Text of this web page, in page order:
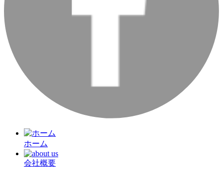
ホーム
会社概要